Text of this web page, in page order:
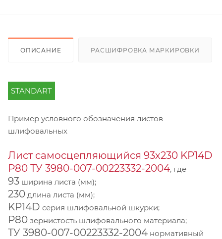
ОПИСАНИЕ РАСШИФРОВКА МАРКИРОВКИ
STANDART
Пример условного обозначения листов
шлифовальных
Лист самосцепляющийся 93х230 KP14D
Р80 ТУ 3980-007-00223332-2004, где
93 ширина листа (мм);
230 длина листа (мм);
KP14D серия шлифовальной шкурки;
Р80 зернистость шлифовального материала;
ТУ 3980-007-00223332-2004 нормативный